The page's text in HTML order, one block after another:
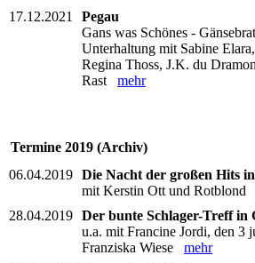
17.12.2021
Pegau
Gans was Schönes -
Unterhaltung mit Sabine
Regina Thoss, J.K. du
Rast mehr
Termine 2019 (Archiv)
06.04.2019 Die Nacht der großen Hits
mit Kerstin Ott und Rotblond
28.04.2019 Der bunte Schlager-Treff in
u.a. mit Francine Jordi, den 3
Franziska Wiese mehr